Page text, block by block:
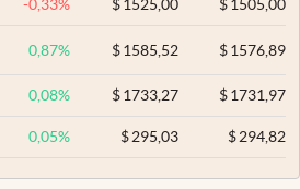
-0,33% $ 1525,00 $1505,00
0,87% $ 1585,52 $1576,89
0,08% $ 1733,27 $1731,97
0,05% $ 295,03 $294,82